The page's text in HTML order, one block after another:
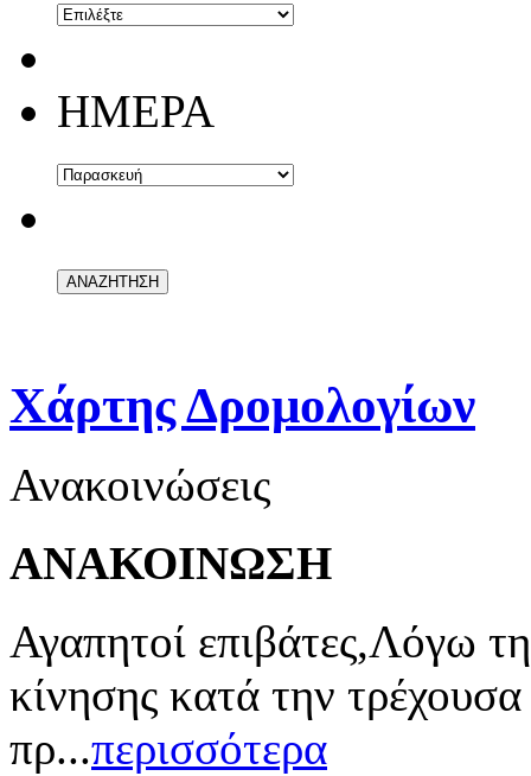
ΗΜΕΡΑ
Χάρτης Δρομολογίων
Ανακοινώσεις
ΑΝΑΚΟΙΝΩΣΗ
Αγαπητοί επιβάτες,Λόγω
κίνησης κατά την
πρ...περισσότερα